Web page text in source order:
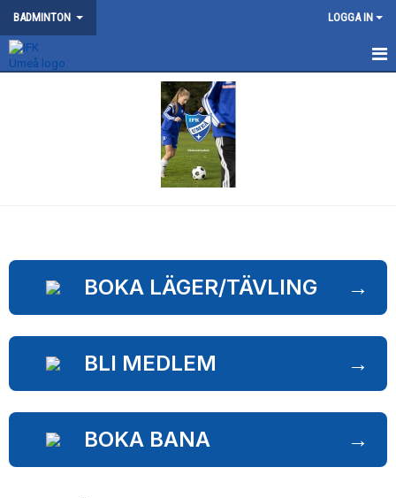
BADMINTON LOGGA IN
TRÄNING
DOKUMENT
WEBBSHOP
BOKA LÄGER/TÄVLING →
BLI MEDLEM →
BOKA BANA →